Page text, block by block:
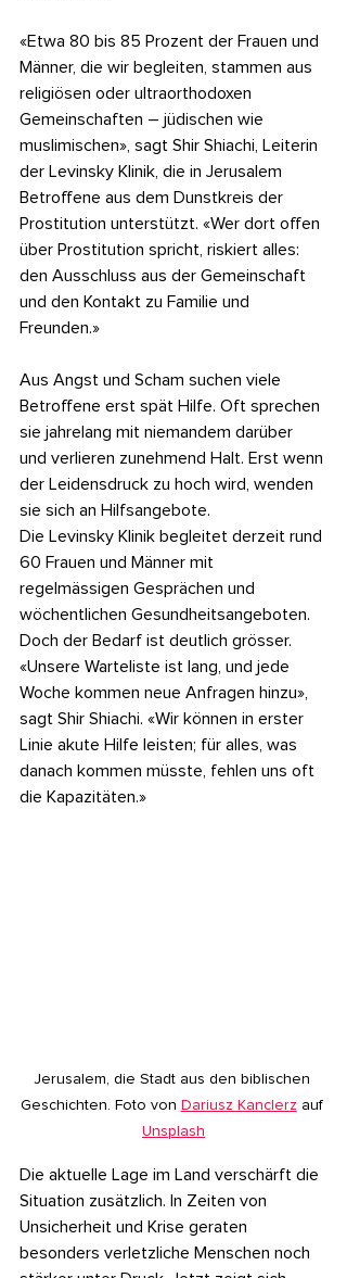
«Etwa 80 bis 85 Prozent der Frauen und
Männer, die wir begleiten, stammen aus
religiösen oder ultraorthodoxen
Gemeinschaften – jüdischen wie
muslimischen», sagt Shir Shiachi, Leiterin
der Levinsky Klinik, die in Jerusalem
Betroffene aus dem Dunstkreis der
Prostitution unterstützt. «Wer dort offen
über Prostitution spricht, riskiert alles:
den Ausschluss aus der Gemeinschaft
und den Kontakt zu Familie und
Freunden.»
Aus Angst und Scham suchen viele
Betroffene erst spät Hilfe. Oft sprechen
sie jahrelang mit niemandem darüber
und verlieren zunehmend Halt. Erst wenn
der Leidensdruck zu hoch wird, wenden
sie sich an Hilfsangebote.
Die Levinsky Klinik begleitet derzeit rund
60 Frauen und Männer mit
regelmässigen Gesprächen und
wöchentlichen Gesundheitsangeboten.
Doch der Bedarf ist deutlich grösser.
«Unsere Warteliste ist lang, und jede
Woche kommen neue Anfragen hinzu»,
sagt Shir Shiachi. «Wir können in erster
Linie akute Hilfe leisten; für alles, was
danach kommen müsste, fehlen uns oft
die Kapazitäten.»
Jerusalem, die Stadt aus den biblischen
Geschichten. Foto von Dariusz Kanclerz auf
Unsplash
Die aktuelle Lage im Land verschärft die
Situation zusätzlich. In Zeiten von
Unsicherheit und Krise geraten
besonders verletzliche Menschen noch